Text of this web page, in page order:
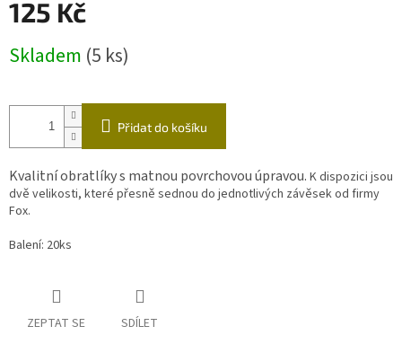
125 Kč
cena:
Skladem (5 ks)
Přidat do košíku
Kvalitní obratlíky s matnou povrchovou úpravou. K dispozici jsou
dvě velikosti, které přesně sednou do jednotlivých závěsek od firmy
Fox.
Balení: 20ks
ZEPTAT SE SDÍLET